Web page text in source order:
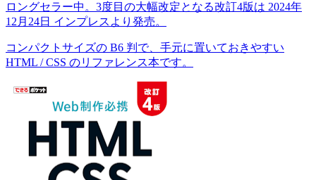
ロングセラー中。3度目の大幅改定となる改訂4版は 2024年
12月24日 インプレスより発売。
コンパクトサイズの B6 判で、手元に置いておきやすい
HTML / CSS のリファレンス本です。